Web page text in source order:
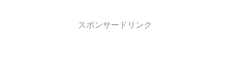
スポンサードリンク